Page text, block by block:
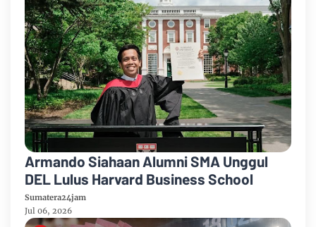
Armando Siahaan Alumni SMA Unggul
DEL Lulus Harvard Business School
Sumatera24jam
Jul 06, 2026